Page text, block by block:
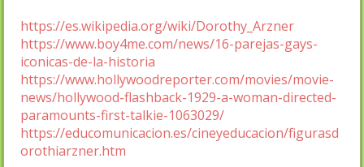
https://es.wikipedia.org/wiki/Dorothy_Arzner
https://www.boy4me.com/news/16-parejas-gays-
iconicas-de-la-historia
https://www.hollywoodreporter.com/movies/movie-
news/hollywood-flashback-1929-a-woman-directed-
paramounts-first-talkie-1063029/
https://educomunicacion.es/cineyeducacion/figurasd
orothiarzner.htm